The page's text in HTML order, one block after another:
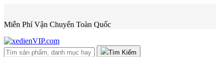
Miễn Phí Vận Chuyển Toàn Quốc
Tìm Kiếm